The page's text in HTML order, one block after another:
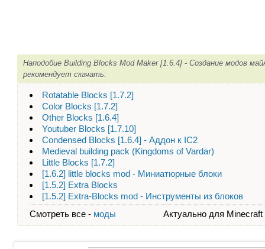
Наподобие Building Blocks Mod Maker [1.6.4] - Создание модов
рекомендует скачать:
Rotatable Blocks [1.7.2]
Color Blocks [1.7.2]
Other Blocks [1.6.4]
Youtuber Blocks [1.7.10]
Condensed Blocks [1.6.4] - Аддон к IC2
Medieval building pack (Kingdoms of Vardar)
Little Blocks [1.7.2]
[1.6.2] little blocks mod - Миниатюрные блоки
[1.5.2] Extra Blocks
[1.5.2] Extra-Blocks mod - Инструменты из блоков
Смотреть все - моды Актуально для